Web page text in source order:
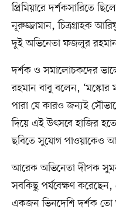
প্রিমিয়ারে দর্শকসারিতে
নূরুজ্জামান, চিত্রগ্রাহক
দুই অভিনেতা ফজলুর
দর্শক ও সমালোচকদের
রহমান বাবু বলেন,
পারা যে কারও জন্যই
দিয়ে এই উৎসবে হাজির
ছবিতে সুযোগ পাওয়াকেও
আরেক অভিনেতা দীপক
সবকিছু পর্যবেক্ষণ করেছেন,
একজন ভিনদেশি দর্শক তো